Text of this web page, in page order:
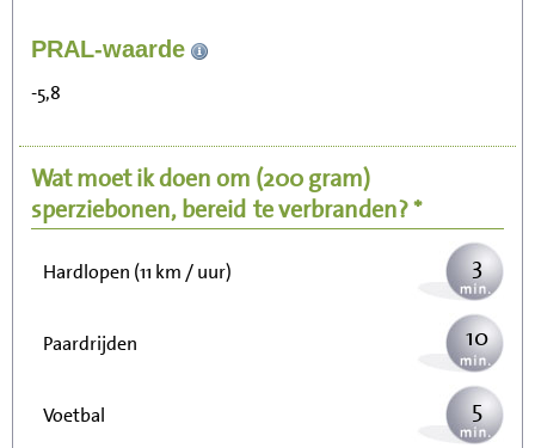
PRAL-waarde
-5,8
Wat moet ik doen om (200 gram)
sperziebonen, bereid te verbranden? *
Zitten, tv kijken
Wandelen (5 km/uur)
Hardlopen (11 km / uur) 3
Paardrijden 10
Voetbal 5